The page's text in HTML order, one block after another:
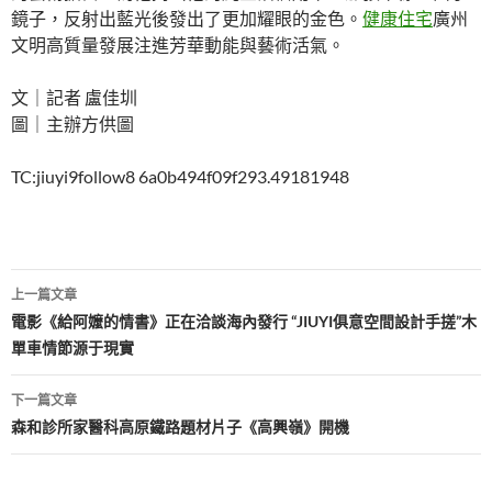
鏡子，反射出藍光後發出了更加耀眼的金色。 健康住宅廣州
文明高質量發展注進芳華動能與藝術活氣。
文｜記者 盧佳圳
圖｜主辦方供圖
TC:jiuyi9follow8 6a0b494f09f293.49181948
文
章
導
覽
上一篇文章
電影《給阿嬤的情書》正在洽談海內發行 “JIUYI俱意空間設計手搓”木
單車情節源于現實
下一篇文章
森和診所家醫科高原鐵路題材片子《高興嶺》開機